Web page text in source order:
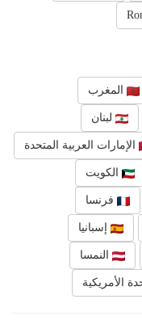
المغرب
لبنان
الإمارات العربية المتحدة
الكويت
فرنسا
إسبانيا
النمسا
الأمريكية